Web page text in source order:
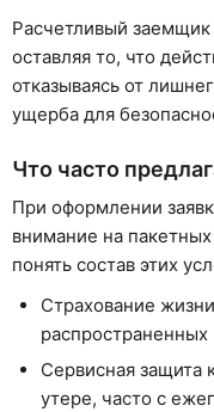
Расчетливый заемщик
оставляя то, что
отказываясь от
ущерба для
Что часто
При оформлении
внимание на
понять состав этих
Страхование
Сервисная защита
утере, часто с